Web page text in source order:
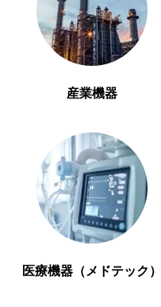
産業機器
医療機器（メドテック）